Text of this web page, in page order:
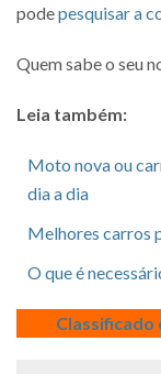
podepesquisar a
Quem sabe o seu
Leia também:
Moto nova ou
dia a dia
Melhores carros
O que é